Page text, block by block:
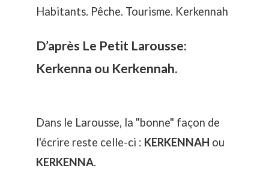
Habitants. Pêche. Tourisme. Kerkennah
D’après Le Petit Larousse:
Kerkenna ou Kerkennah.
Dans le Larousse, la "bonne" façon de
l'écrire reste celle-ci : KERKENNAH ou
KERKENNA.